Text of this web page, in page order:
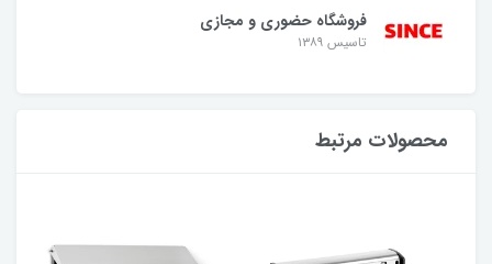
فروشگاه حضوری و مجازی
تاسیس ۱۳۸۹
محصولات مرتبط